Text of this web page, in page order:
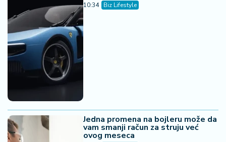
10:34 Biz Lifestyle
Jedna promena na bojleru može da
vam smanji račun za struju već
ovog meseca